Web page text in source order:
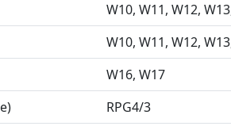
W10 W11 W12 W13
W10 W11 W12 W13
W16 W17
RPG4/3